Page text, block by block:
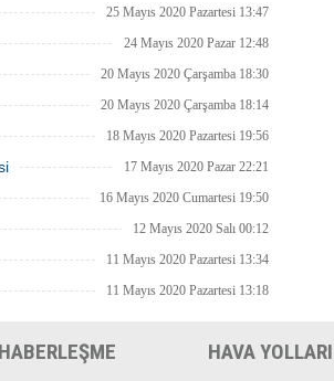
bazı şehirler için seyahat kısıtlaması
25 Mayıs 2020 Pazartesi 13:47
24 Mayıs 2020 Pazar 12:48
20 Mayıs 2020 Çarşamba 18:30
20 Mayıs 2020 Çarşamba 18:14
18 Mayıs 2020 Pazartesi 19:56
17 Mayıs 2020 Pazar 22:21
16 Mayıs 2020 Cumartesi 19:50
12 Mayıs 2020 Salı 00:12
11 Mayıs 2020 Pazartesi 13:34
11 Mayıs 2020 Pazartesi 13:18
HABERLEŞME HAVA YOLLARI